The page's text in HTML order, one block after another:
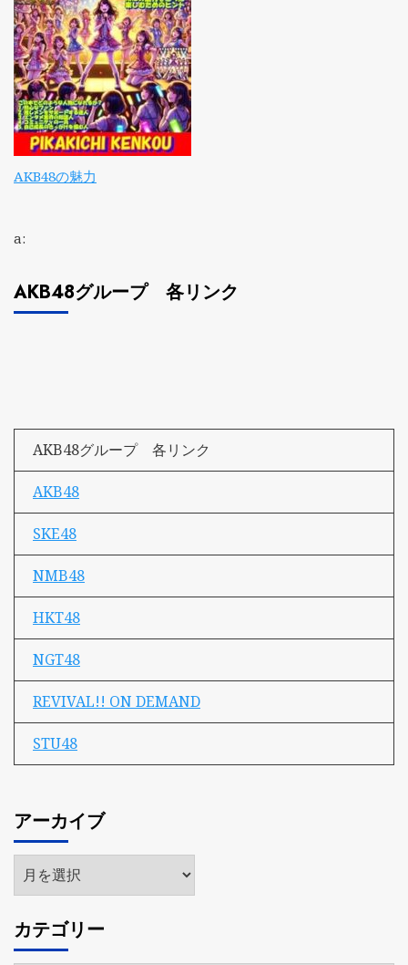
AKB48の魅力
a:
AKB48グループ 各リンク
AKB48グループ 各リンク
AKB48
SKE48
NMB48
HKT48
NGT48
REVIVAL!! ON DEMAND
STU48
アーカイブ
ア
ー
イ
ブ
カテゴリー